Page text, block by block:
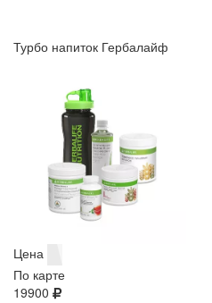
Турбо напиток Гербалайф
Цена
По карте
19900